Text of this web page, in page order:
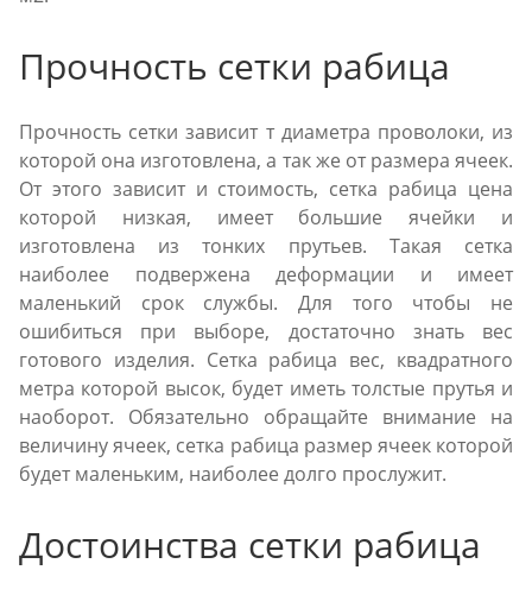
Прочность сетки рабица
Прочность сетки зависит т диаметра проволоки, из
которой она изготовлена, а так же от размера ячеек.
От этого зависит и стоимость, сетка рабица цена
которой низкая, имеет большие ячейки и
изготовлена из тонких прутьев. Такая сетка
наиболее подвержена деформации и имеет
маленький срок службы. Для того чтобы не
ошибиться при выборе, достаточно знать вес
готового изделия. Сетка рабица вес, квадратного
метра которой высок, будет иметь толстые прутья и
наоборот. Обязательно обращайте внимание на
величину ячеек, сетка рабица размер ячеек которой
будет маленьким, наиболее долго прослужит.
Достоинства сетки рабица